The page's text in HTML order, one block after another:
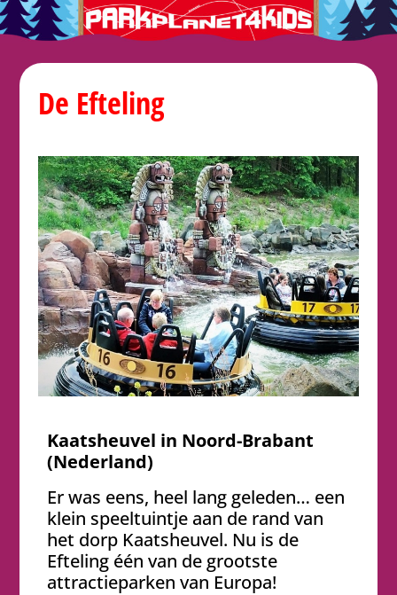
De Efteling
Kaatsheuvel in Noord-Brabant
(Nederland)
Er was eens, heel lang geleden… een
klein speeltuintje aan de rand van
het dorp Kaatsheuvel. Nu is de
Efteling één van de grootste
attractieparken van Europa!